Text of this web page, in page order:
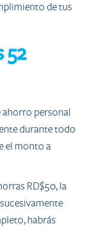
de tus
52
ahorro personal
durante todo
el monto a
RD$50, la
habrás